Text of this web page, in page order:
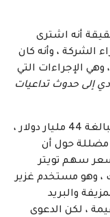
أنه اشترى
الشركة ، وأنه كان
الإجراءات التي
إلى حدوث تداعيات
بمجرد أن بدأ ماسك عملية الاستحواذ البالغة 44 مليار دولار ،
مضللة حول أن
سهم تويتر
وهو مستخدم غزير
والبريد
، لكن الدعوى